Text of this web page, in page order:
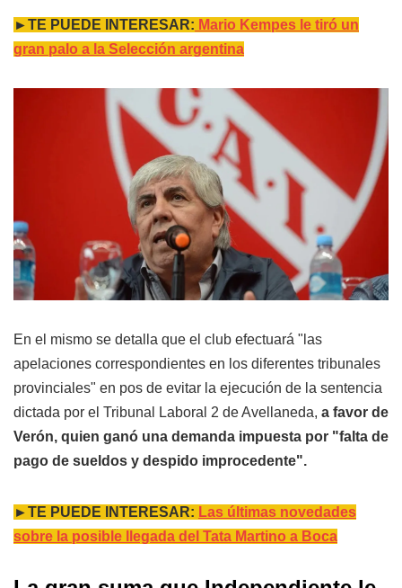
►TE PUEDE INTERESAR: Mario Kempes le tiró un
gran palo a la Selección argentina
En el mismo se detalla que el club efectuará "las
apelaciones correspondientes en los diferentes tribunales
provinciales" en pos de evitar la ejecución de la sentencia
dictada por el Tribunal Laboral 2 de Avellaneda, a favor de
Verón, quien ganó una demanda impuesta por "falta de
pago de sueldos y despido improcedente".
►TE PUEDE INTERESAR: Las últimas novedades
sobre la posible llegada del Tata Martino a Boca